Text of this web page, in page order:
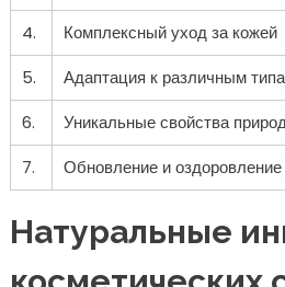
4.
Комплексный уход за кожей
5.
Адаптация к различным
6.
Уникальные свойства
7.
Обновление и
Натуральные